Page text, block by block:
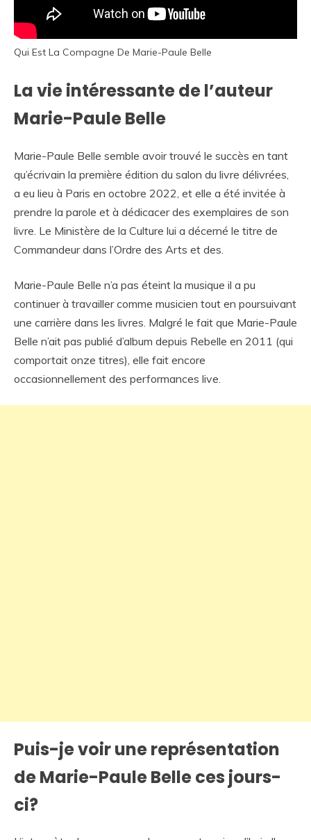
Qui Est La Compagne De Marie-Paule Belle
La vie intéressante de l’auteur
Marie-Paule Belle
Marie-Paule Belle semble avoir trouvé le succès en tant
qu’écrivain la première édition du salon du livre délivrées,
a eu lieu à Paris en octobre 2022, et elle a été invitée à
prendre la parole et à dédicacer des exemplaires de son
livre. Le Ministère de la Culture lui a décerné le titre de
Commandeur dans l’Ordre des Arts et des.
Marie-Paule Belle n’a pas éteint la musique il a pu
continuer à travailler comme musicien tout en poursuivant
une carrière dans les livres. Malgré le fait que Marie-Paule
Belle n’ait pas publié d’album depuis Rebelle en 2011 (qui
comportait onze titres), elle fait encore
occasionnellement des performances live.
Puis-je voir une représentation
de Marie-Paule Belle ces jours-
ci?